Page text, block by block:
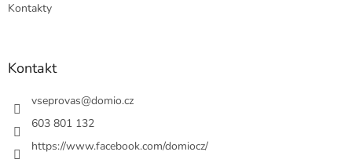
Kontakty
Kontakt
vseprovas@domio.cz
603 801 132
https://www.facebook.com/domiocz/